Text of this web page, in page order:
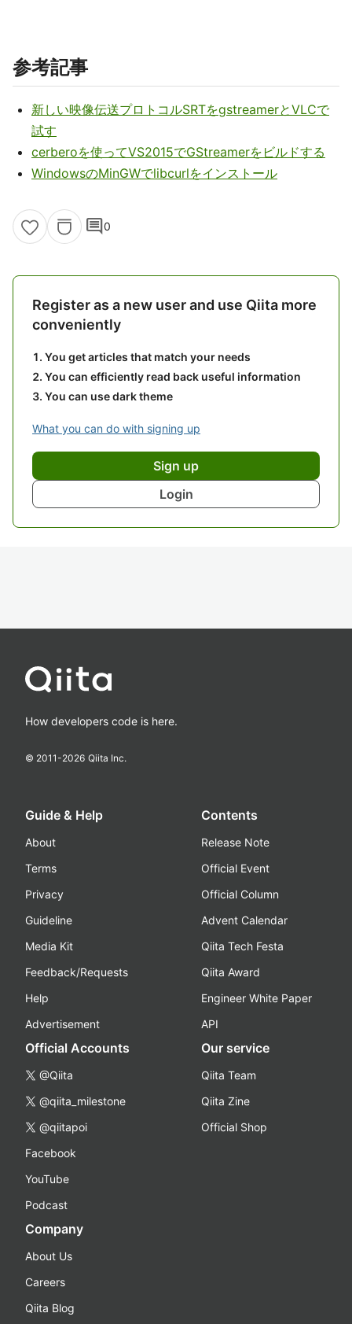
参考記事
新しい映像伝送プロトコルSRTをgstreamerとVLCで
試す
cerberoを使ってVS2015でGStreamerをビルドする
WindowsのMinGWでlibcurlをインストール
comment0
Register as a new user and use Qiita more
conveniently
You get articles that match your needs
You can efficiently read back useful information
You can use dark theme
What you can do with signing up
Sign up
Login
How developers code is here.
© 2011-2026 Qiita Inc.
Guide & Help
About
Terms
Privacy
Guideline
Media Kit
Feedback/Requests
Help
Advertisement
Contents
Release Note
Official Event
Official Column
Advent Calendar
Qiita Tech Festa
Qiita Award
Engineer White Paper
API
Official Accounts
@Qiita
@qiita_milestone
@qiitapoi
Facebook
YouTube
Podcast
Our service
Qiita Team
Qiita Zine
Official Shop
Company
About Us
Careers
Qiita Blog